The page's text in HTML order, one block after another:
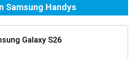
Samsung Handys
Galaxy S26